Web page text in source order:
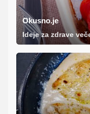
Okusno.je
Ideje za zdrave